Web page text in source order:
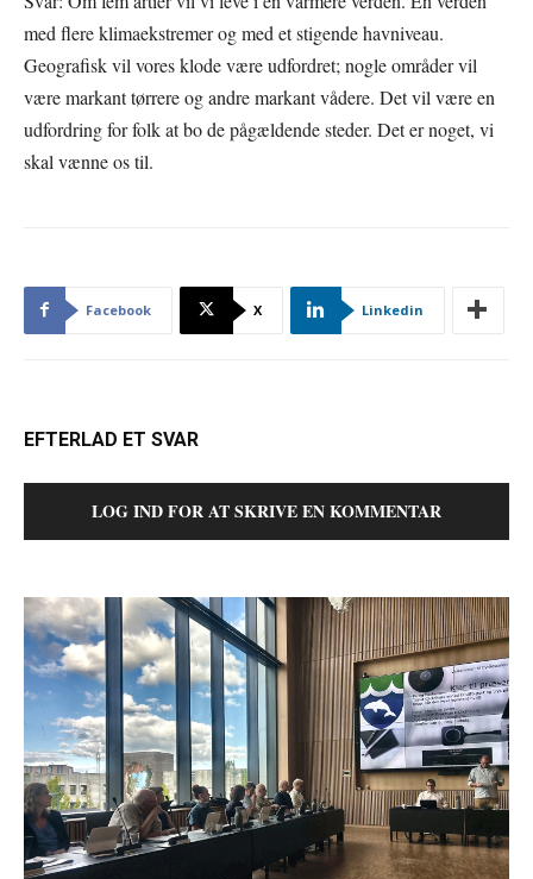
med flere klimaekstremer og med et stigende havniveau.
Geografisk vil vores klode være udfordret; nogle områder vil
være markant tørrere og andre markant vådere. Det vil være en
udfordring for folk at bo de pågældende steder. Det er noget, vi
skal vænne os til.
Facebook X Linkedin
EFTERLAD ET SVAR
LOG IND FOR AT SKRIVE EN KOMMENTAR